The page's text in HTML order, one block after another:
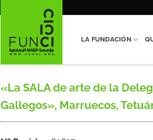
LA FUNDACIÓN
«La SALA de arte de la
Gallegos», Marruecos,